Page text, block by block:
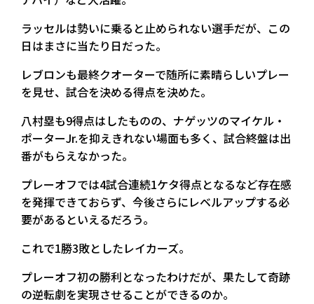
ラッセルは勢いに乗ると止められない選手だが、この
日はまさに当たり日だった。
レブロンも最終クオーターで随所に素晴らしいプレー
を見せ、試合を決める得点を決めた。
八村塁も9得点はしたものの、ナゲッツのマイケル・
ポーターJr.を抑えきれない場面も多く、試合終盤は出
番がもらえなかった。
プレーオフでは4試合連続1ケタ得点となるなど存在感
を発揮できておらず、今後さらにレベルアップする必
要があるといえるだろう。
これで1勝3敗としたレイカーズ。
プレーオフ初の勝利となったわけだが、果たして奇跡
の逆転劇を実現させることができるのか。